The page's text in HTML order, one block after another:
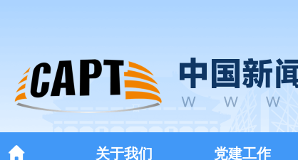
关于我们 党建工作